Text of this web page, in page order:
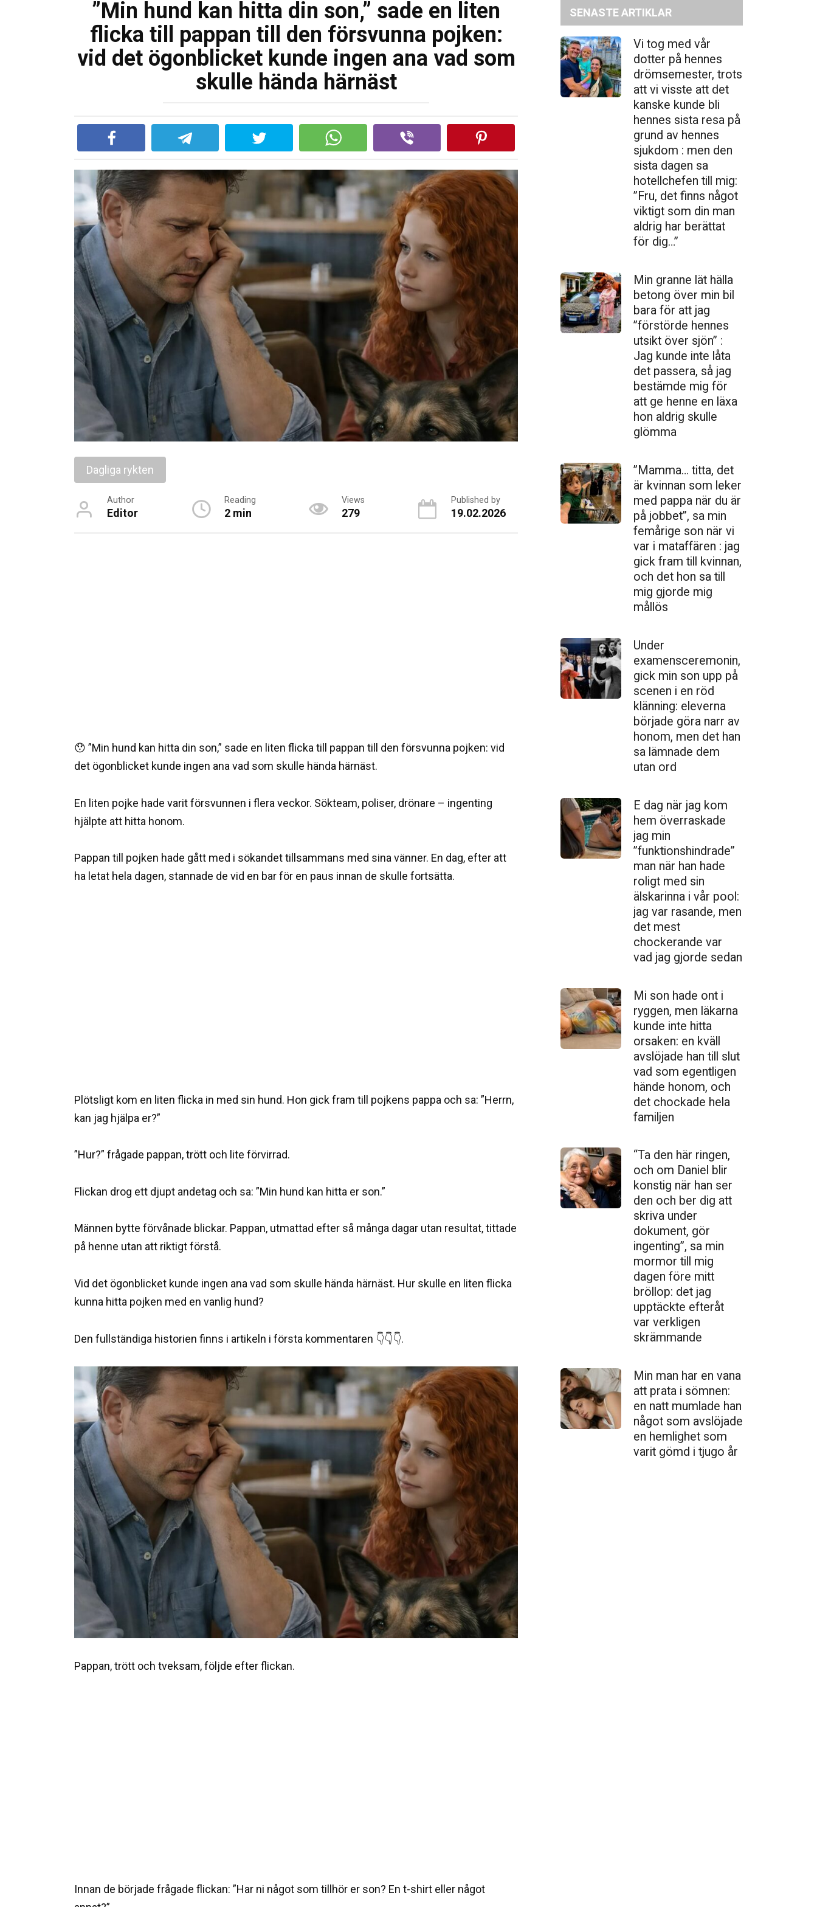
”Min hund kan hitta din son,” sade en liten
flicka till pappan till den försvunna pojken:
vid det ögonblicket kunde ingen ana vad som
skulle hända härnäst
Dagliga rykten
Author
Editor
Reading
2 min
Views
279
Published by
19.02.2026
😯 ”Min hund kan hitta din son,” sade en liten flicka till pappan till den försvunna pojken: vid
det ögonblicket kunde ingen ana vad som skulle hända härnäst.
En liten pojke hade varit försvunnen i flera veckor. Sökteam, poliser, drönare – ingenting
hjälpte att hitta honom.
Pappan till pojken hade gått med i sökandet tillsammans med sina vänner. En dag, efter att
ha letat hela dagen, stannade de vid en bar för en paus innan de skulle fortsätta.
Plötsligt kom en liten flicka in med sin hund. Hon gick fram till pojkens pappa och sa: ”Herrn,
kan jag hjälpa er?”
”Hur?” frågade pappan, trött och lite förvirrad.
Flickan drog ett djupt andetag och sa: ”Min hund kan hitta er son.”
Männen bytte förvånade blickar. Pappan, utmattad efter så många dagar utan resultat, tittade
på henne utan att riktigt förstå.
Vid det ögonblicket kunde ingen ana vad som skulle hända härnäst. Hur skulle en liten flicka
kunna hitta pojken med en vanlig hund?
Den fullständiga historien finns i artikeln i första kommentaren 👇👇👇.
Pappan, trött och tveksam, följde efter flickan.
Innan de började frågade flickan: ”Har ni något som tillhör er son? En t-shirt eller något
SENASTE ARTIKLAR
Vi tog med vår
dotter på hennes
drömsemester, trots
att vi visste att det
kanske kunde bli
hennes sista resa på
grund av hennes
sjukdom : men den
sista dagen sa
hotellchefen till mig:
”Fru, det finns något
viktigt som din man
aldrig har berättat
för dig…”
Min granne lät hälla
betong över min bil
bara för att jag
”förstörde hennes
utsikt över sjön” :
Jag kunde inte låta
det passera, så jag
bestämde mig för
att ge henne en läxa
hon aldrig skulle
glömma
”Mamma… titta, det
är kvinnan som leker
med pappa när du är
på jobbet”, sa min
femårige son när vi
var i mataffären : jag
gick fram till kvinnan,
och det hon sa till
mig gjorde mig
mållös
Under
examensceremonin,
gick min son upp på
scenen i en röd
klänning: eleverna
började göra narr av
honom, men det han
sa lämnade dem
utan ord
E dag när jag kom
hem överraskade
jag min
”funktionshindrade”
man när han hade
roligt med sin
älskarinna i vår pool:
jag var rasande, men
det mest
chockerande var
vad jag gjorde sedan
Mi son hade ont i
ryggen, men läkarna
kunde inte hitta
orsaken: en kväll
avslöjade han till slut
vad som egentligen
hände honom, och
det chockade hela
familjen
“Ta den här ringen,
och om Daniel blir
konstig när han ser
den och ber dig att
skriva under
dokument, gör
ingenting”, sa min
mormor till mig
dagen före mitt
bröllop: det jag
upptäckte efteråt
var verkligen
skrämmande
Min man har en vana
att prata i sömnen:
en natt mumlade han
något som avslöjade
en hemlighet som
varit gömd i tjugo år